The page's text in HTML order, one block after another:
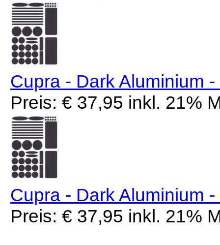
Cupra - Dark Aluminium
Preis: € 37,95 inkl. 21%
Cupra - Dark Aluminium
Preis: € 37,95 inkl. 21%